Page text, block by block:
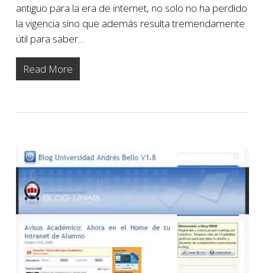
antiguo para la era de internet, no solo no ha perdido
la vigencia sino que además resulta tremendamente
útil para saber…
Read More